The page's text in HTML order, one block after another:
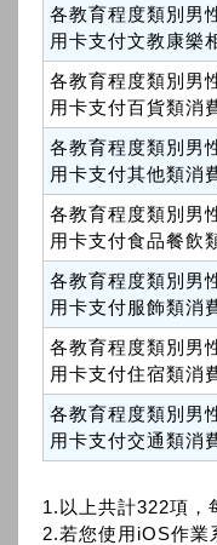
各教育程度類別男
用卡支付文教康樂
各教育程度類別男
用卡支付百貨類消
各教育程度類別男
用卡支付其他類消
各教育程度類別男
用卡支付食品餐飲
各教育程度類別男
用卡支付服飾類消
各教育程度類別男
用卡支付住宿類消
各教育程度類別男
用卡支付交通類消
1.以上共計322項，
2.若您使用iOS作業